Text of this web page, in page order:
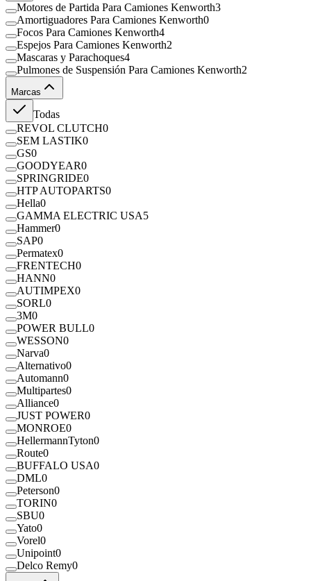
Motores de Partida Para Camiones Kenworth3
Amortiguadores Para Camiones Kenworth0
Focos Para Camiones Kenworth4
Espejos Para Camiones Kenworth2
Mascaras y Parachoques4
Pulmones de Suspensión Para Camiones Kenworth2
Marcas
Todas
REVOL CLUTCH0
SEM LASTIK0
GS0
GOODYEAR0
SPRINGRIDE0
HTP AUTOPARTS0
Hella0
GAMMA ELECTRIC USA5
Hammer0
SAP0
Permatex0
FRENTECH0
HANN0
AUTIMPEX0
SORL0
3M0
POWER BULL0
WESSON0
Narva0
Alternativo0
Automann0
Multipartes0
Alliance0
JUST POWER0
MONROE0
HellermannTyton0
Route0
BUFFALO USA0
DML0
Peterson0
TORIN0
SBU0
Yato0
Vorel0
Unipoint0
Delco Remy0